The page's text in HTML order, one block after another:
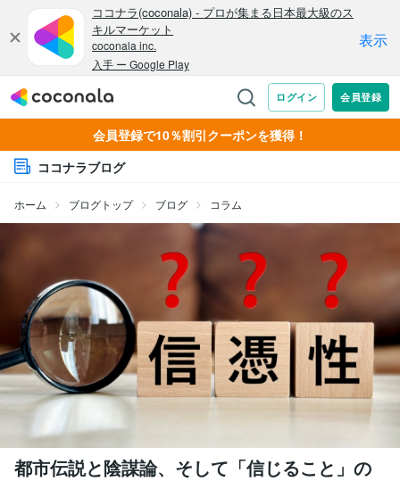
会員登録で10％割引クーポンを獲得！
ココナラブログ
ホーム ブログトップ ブログ コラム
都市伝説と陰謀論、そして「信じること」の